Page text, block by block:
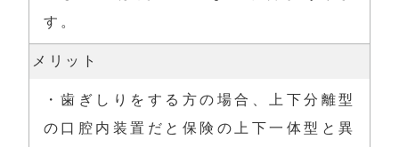
す。
メリット
・歯ぎしりをする方の場合、上下分離型
の口腔内装置だと保険の上下一体型と異